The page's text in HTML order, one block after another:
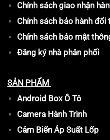
Chính sách giao nhận
Chính sách bảo hành đổi
Chính sách bảo mật
Đăng ký nhà phân phối
SẢN PHẨM
Android Box Ô Tô
Camera Hành Trình
Cảm Biến Áp Suất Lốp